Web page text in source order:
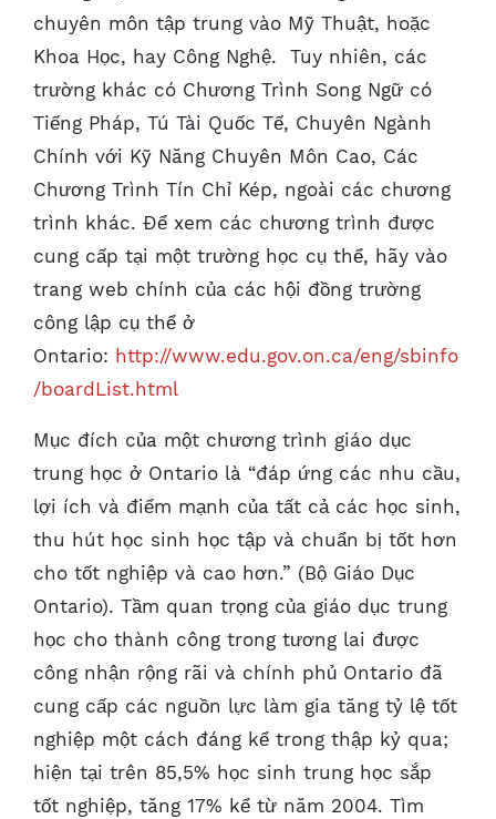
chuyên môn tập trung vào Mỹ Thuật, hoặc
Khoa Học, hay Công Nghệ. Tuy nhiên, các
trường khác có Chương Trình Song Ngữ có
Tiếng Pháp, Tú Tài Quốc Tế, Chuyên Ngành
Chính với Kỹ Năng Chuyên Môn Cao, Các
Chương Trình Tín Chỉ Kép, ngoài các chương
trình khác. Để xem các chương trình được
cung cấp tại một trường học cụ thể, hãy vào
trang web chính của các hội đồng trường
công lập cụ thể ở
Ontario: http://www.edu.gov.on.ca/eng/sbinfo
/boardList.html
Mục đích của một chương trình giáo dục
trung học ở Ontario là “đáp ứng các nhu cầu,
lợi ích và điểm mạnh của tất cả các học sinh,
thu hút học sinh học tập và chuẩn bị tốt hơn
cho tốt nghiệp và cao hơn.” (Bộ Giáo Dục
Ontario). Tầm quan trọng của giáo dục trung
học cho thành công trong tương lai được
công nhận rộng rãi và chính phủ Ontario đã
cung cấp các nguồn lực làm gia tăng tỷ lệ tốt
nghiệp một cách đáng kể trong thập kỷ qua;
hiện tại trên 85,5% học sinh trung học sắp
tốt nghiệp, tăng 17% kể từ năm 2004. Tìm